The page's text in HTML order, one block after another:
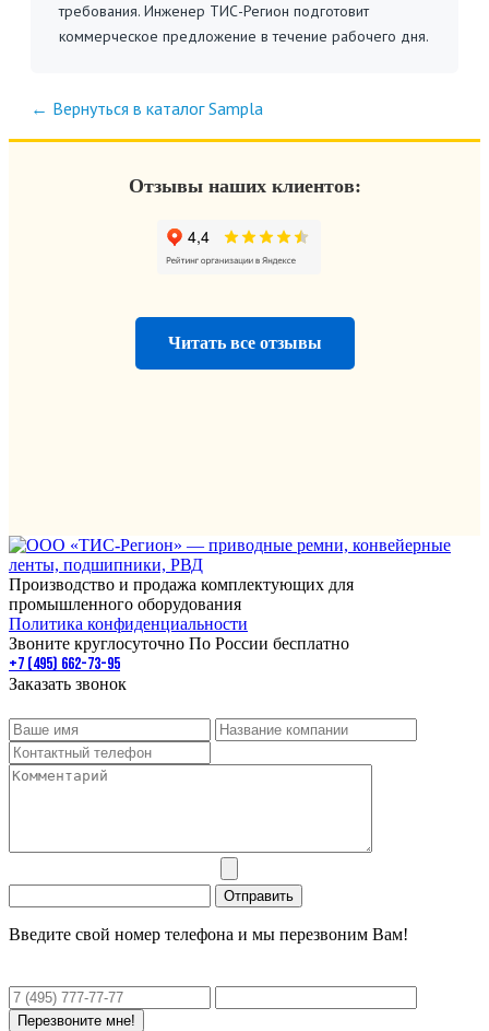
требования. Инженер ТИС-Регион подготовит
коммерческое предложение в течение рабочего дня.
← Вернуться в каталог Sampla
Отзывы наших клиентов:
Читать все отзывы
Производство и продажа комплектующих для
промышленного оборудования
Политика конфиденциальности
Звоните круглосуточно По России бесплатно
+7 (495) 662-73-95
Заказать звонок
Введите свой номер телефона и мы перезвоним Вам!